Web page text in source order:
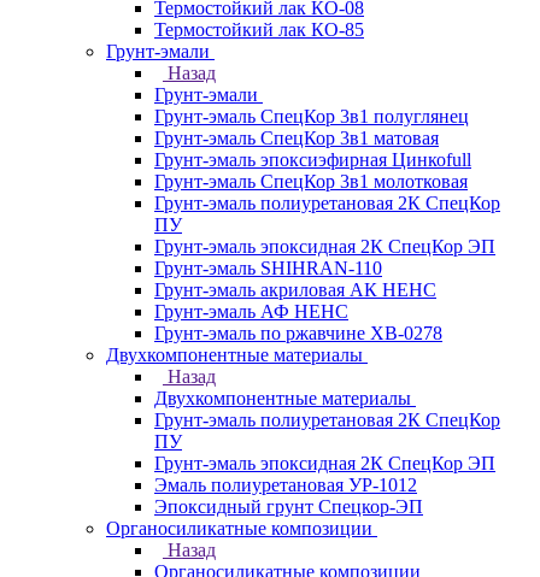
Термостойкий лак КО-08
Термостойкий лак КО-85
Грунт-эмали
Назад
Грунт-эмали
Грунт-эмаль СпецКор 3в1 полуглянец
Грунт-эмаль СпецКор 3в1 матовая
Грунт-эмаль эпоксиэфирная Цинкоfull
Грунт-эмаль СпецКор 3в1 молотковая
Грунт-эмаль полиуретановая 2К СпецКор
ПУ
Грунт-эмаль эпоксидная 2К СпецКор ЭП
Грунт-эмаль SHIHRAN-110
Грунт-эмаль акриловая АК НЕНС
Грунт-эмаль АФ НЕНС
Грунт-эмаль по ржавчине ХВ-0278
Двухкомпонентные материалы
Назад
Двухкомпонентные материалы
Грунт-эмаль полиуретановая 2К СпецКор
ПУ
Грунт-эмаль эпоксидная 2К СпецКор ЭП
Эмаль полиуретановая УР-1012
Эпоксидный грунт Спецкор-ЭП
Органосиликатные композиции
Назад
Органосиликатные композиции